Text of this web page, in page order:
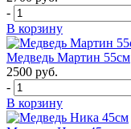
-
В корзину
Медведь Мартин 55см
2500 руб.
-
В корзину